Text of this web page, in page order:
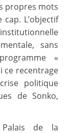
propres mots
L’objectif
sans
«
ce recentrage
politique
de Sonko,
de la